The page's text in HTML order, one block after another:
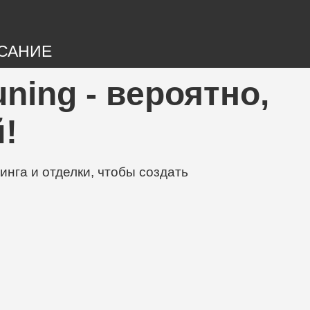
- вероятно,
и отделки, чтобы создать